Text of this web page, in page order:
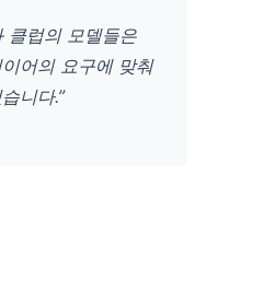
클럽의 모델들은
어의 요구에 맞춰
니다.”